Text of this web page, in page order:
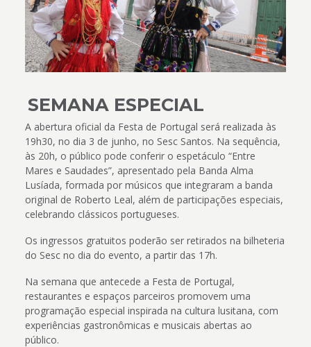
SEMANA ESPECIAL
A abertura oficial da Festa de Portugal será realizada às
19h30, no dia 3 de junho, no Sesc Santos. Na sequência,
às 20h, o público pode conferir o espetáculo “Entre
Mares e Saudades”, apresentado pela Banda Alma
Lusíada, formada por músicos que integraram a banda
original de Roberto Leal, além de participações especiais,
celebrando clássicos portugueses.
Os ingressos gratuitos poderão ser retirados na bilheteria
do Sesc no dia do evento, a partir das 17h.
Na semana que antecede a Festa de Portugal,
restaurantes e espaços parceiros promovem uma
programação especial inspirada na cultura lusitana, com
experiências gastronômicas e musicais abertas ao
público.